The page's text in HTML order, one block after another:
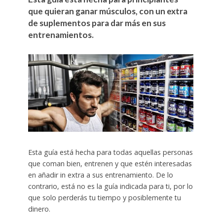
que quieran ganar músculos, con un extra
de suplementos para dar más en sus
entrenamientos.
Esta guía está hecha para todas aquellas personas
que coman bien, entrenen y que estén interesadas
en añadir in extra a sus entrenamiento. De lo
contrario, está no es la guía indicada para ti, por lo
que solo perderás tu tiempo y posiblemente tu
dinero.